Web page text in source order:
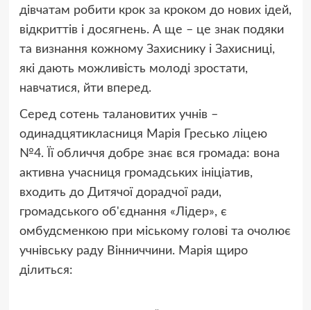
дівчатам робити крок за кроком до нових ідей,
відкриттів і досягнень. А ще – це знак подяки
та визнання кожному Захиснику і Захисниці,
які дають можливість молоді зростати,
навчатися, йти вперед.
Серед сотень талановитих учнів –
одинадцятикласниця Марія Гресько ліцею
№4. Її обличчя добре знає вся громада: вона
активна учасниця громадських ініціатив,
входить до Дитячої дорадчої ради,
громадського об'єднання «Лідер», є
омбудсменкою при міському голові та очолює
учнівську раду Вінниччини. Марія щиро
ділиться: